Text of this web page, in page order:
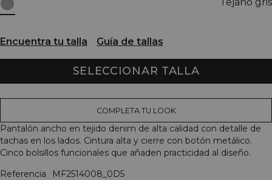
Encuentra tu talla Guía de tallas
SELECCIONAR TALLA
COMPLETA TU LOOK
Pantalón ancho en tejido denim de alta calidad con detalle de
tachas en los lados. Cintura alta y cierre con botón metálico.
Cinco bolsillos funcionales que añaden practicidad al diseño.
Referencia
MF2514008_0D5